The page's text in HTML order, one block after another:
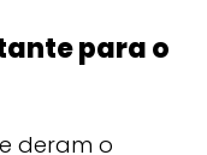
para o
deram o